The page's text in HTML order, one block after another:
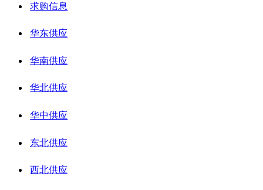
求购信息
华东供应
华南供应
华北供应
华中供应
东北供应
西北供应